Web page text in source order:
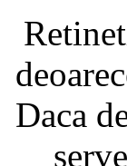
Daca